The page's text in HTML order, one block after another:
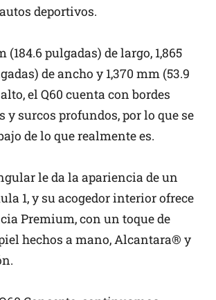
deportivos.
(184.6 pulgadas) de largo, 1,865
de ancho y 1,370 mm (53.9
el Q60 cuenta con bordes
y surcos profundos, por lo que se
de lo que realmente es.
le da la apariencia de un
1, y su acogedor interior ofrece
Premium, con un toque de
hechos a mano, Alcantara® y